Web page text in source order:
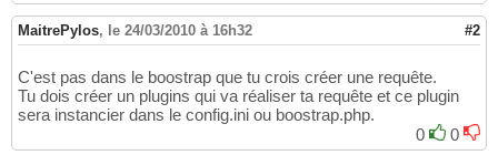
MaitrePylos, le 24/03/2010 à 16h32 #2
C'est pas dans le boostrap que tu crois créer une requête.
Tu dois créer un plugins qui va réaliser ta requête et ce plugin
sera instancier dans le config.ini ou boostrap.php.
0
0